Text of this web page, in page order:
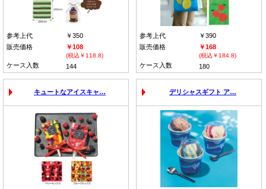
参考上代
￥350
販売価格
￥108
(税込￥118.8)
ケース入数 144
参考上代
￥390
販売価格
￥168
(税込￥184.8)
ケース入数 180
キュートなアイスキャ… デリシャスギフト ア…